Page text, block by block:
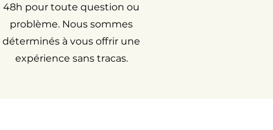
48h pour toute question ou
problème. Nous sommes
déterminés à vous offrir une
expérience sans tracas.